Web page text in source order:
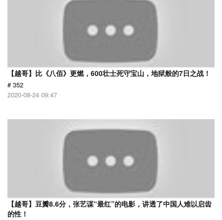
【越哥】比《八佰》更燃，600壮士死守宝山，地狱般的7日之战！
# 352
2020-08-24 09:47
【越哥】豆瓣8.6分，张艺谋“最红”的电影，讲透了中国人难以启齿
的性！